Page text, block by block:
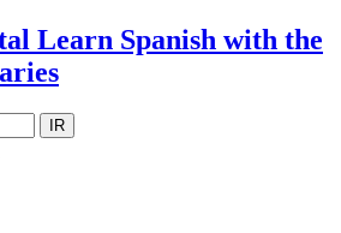
Learn Spanish with the